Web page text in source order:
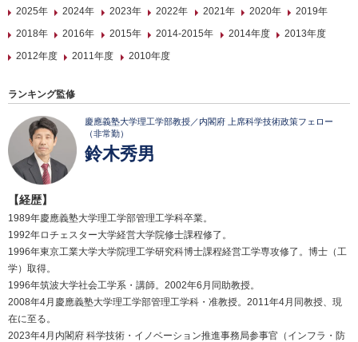
2025年
2024年 2023年 2022年 2021年 2020年
2019年
2018年
2016年 2015年 2014-2015年 2014年度
2013年度
2012年度
2011年度 2010年度
ランキング監修
慶應義塾大学理工学部教授／内閣府 上席科学技術政策フェロー
（非常勤）
鈴木秀男
【経歴】
1989年慶應義塾大学理工学部管理工学科卒業。
1992年ロチェスター大学経営大学院修士課程修了。
1996年東京工業大学大学院理工学研究科博士課程経営工学専攻修了。博士（工
学）取得。
1996年筑波大学社会工学系・講師。2002年6月同助教授。
2008年4月慶應義塾大学理工学部管理工学科・准教授。2011年4月同教授、現
在に至る。
2023年4月内閣府 科学技術・イノベーション推進事務局参事官（インフラ・防